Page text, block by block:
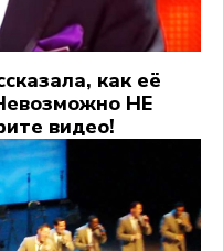
как её
НЕ
видео!